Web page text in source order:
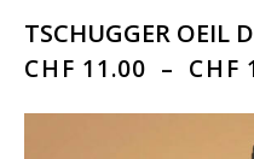
TSCHUGGER OEIL
CHF 11.00 – CHF